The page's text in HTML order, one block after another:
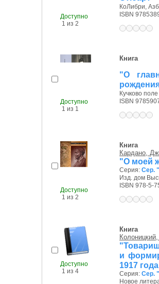
Доступно
1 из 2
КоЛибри,
ISBN
Доступно
1 из 1
Книга
"О
Кучково
ISBN
Доступно
1 из 2
Книга
Кардано,
"О моей
Серия: Сер.
Изд. дом
ISBN 978-5-
Доступно
1 из 4
Книга
и
1917 года
Серия: Сер.
Новое